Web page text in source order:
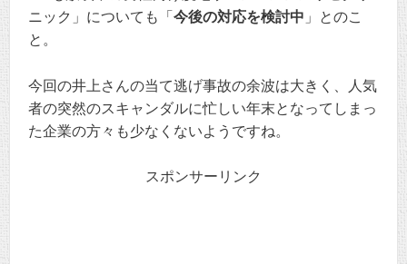
ニック」についても「 今後の対応を検討中 」とのこ
と。
今回の井上さんの当て逃げ事故の余波は大きく、人気
者の突然のスキャンダルに忙しい年末となってしまっ
た企業の方々も少なくないようですね。
スポンサーリンク